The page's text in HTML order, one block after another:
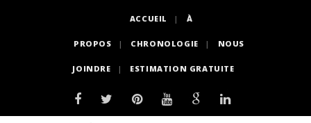
ACCUEIL À
PROPOS CHRONOLOGIE NOUS
JOINDRE ESTIMATION GRATUITE